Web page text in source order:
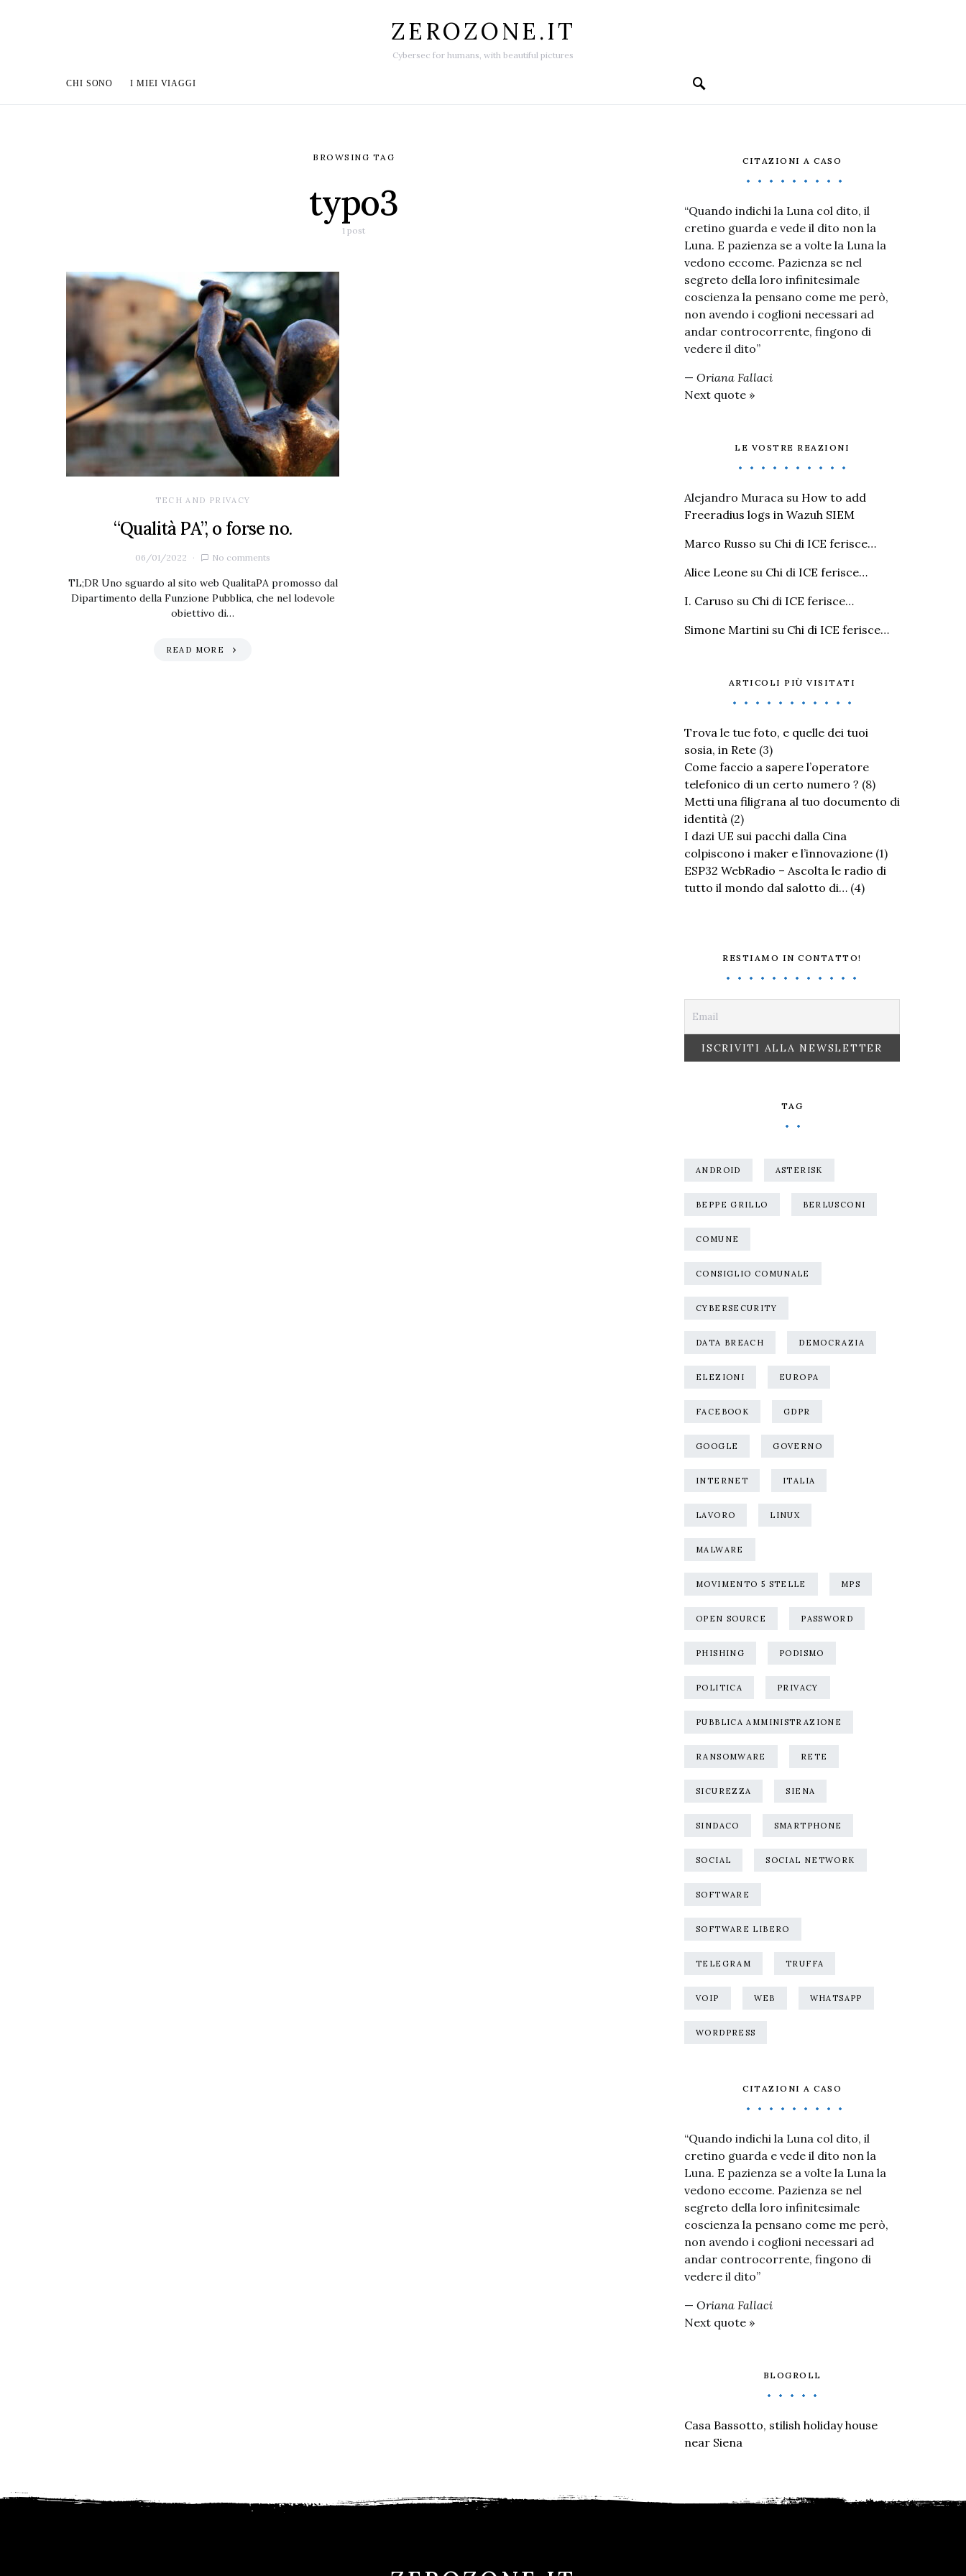
ZEROZONE.IT
Cybersec for humans, with beautiful pictures
CHI SONO I MIEI VIAGGI
BROWSING TAG
typo3
1 post
TECH AND PRIVACY
“Qualità PA”, o forse no.
06/01/2022 No comments
TL;DR Uno sguardo al sito web QualitaPA promosso dal
Dipartimento della Funzione Pubblica, che nel lodevole
obiettivo di…
READ MORE
CITAZIONI A CASO
“Quando indichi la Luna col dito, il
cretino guarda e vede il dito non la
Luna. E pazienza se a volte la Luna la
vedono eccome. Pazienza se nel
segreto della loro infinitesimale
coscienza la pensano come me però,
non avendo i coglioni necessari ad
andar controcorrente, fingono di
vedere il dito”
— Oriana Fallaci
Next quote »
LE VOSTRE REAZIONI
Alejandro Muraca su How to add
Freeradius logs in Wazuh SIEM
Marco Russo su Chi di ICE ferisce…
Alice Leone su Chi di ICE ferisce…
I. Caruso su Chi di ICE ferisce…
Simone Martini su Chi di ICE ferisce…
ARTICOLI PIÙ VISITATI
Trova le tue foto, e quelle dei tuoi
sosia, in Rete (3)
Come faccio a sapere l’operatore
telefonico di un certo numero ? (8)
Metti una filigrana al tuo documento di
identità (2)
I dazi UE sui pacchi dalla Cina
colpiscono i maker e l’innovazione (1)
ESP32 WebRadio – Ascolta le radio di
tutto il mondo dal salotto di… (4)
RESTIAMO IN CONTATTO!
TAG
ANDROID ASTERISK
BEPPE GRILLO BERLUSCONI
COMUNE
CONSIGLIO COMUNALE
CYBERSECURITY
DATA BREACH DEMOCRAZIA
ELEZIONI EUROPA
FACEBOOK GDPR
GOOGLE GOVERNO
INTERNET ITALIA
LAVORO LINUX
MALWARE
MOVIMENTO 5 STELLE MPS
OPEN SOURCE PASSWORD
PHISHING PODISMO
POLITICA PRIVACY
PUBBLICA AMMINISTRAZIONE
RANSOMWARE RETE
SICUREZZA SIENA
SINDACO SMARTPHONE
SOCIAL SOCIAL NETWORK
SOFTWARE
SOFTWARE LIBERO
TELEGRAM TRUFFA
VOIP WEB WHATSAPP
WORDPRESS
CITAZIONI A CASO
“Quando indichi la Luna col dito, il
cretino guarda e vede il dito non la
Luna. E pazienza se a volte la Luna la
vedono eccome. Pazienza se nel
segreto della loro infinitesimale
coscienza la pensano come me però,
non avendo i coglioni necessari ad
andar controcorrente, fingono di
vedere il dito”
— Oriana Fallaci
Next quote »
BLOGROLL
Casa Bassotto, stilish holiday house
near Siena